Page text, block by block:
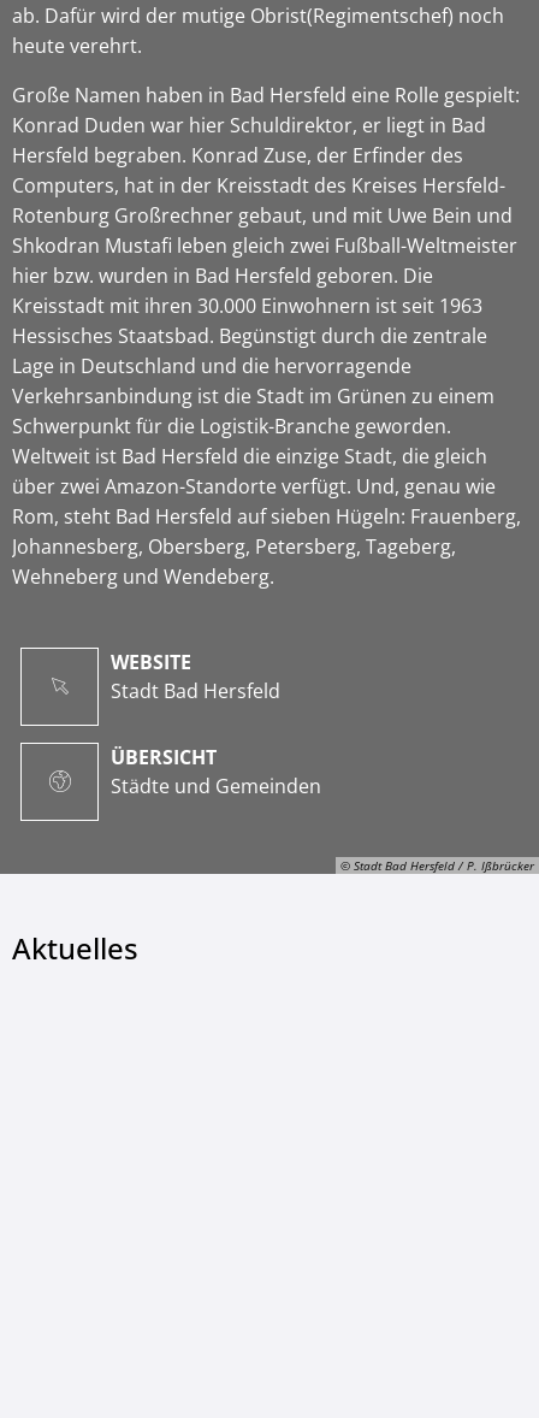
© Stadt Bad Hersfeld / P. Ißbrücker
ab. Dafür wird der mutige Obrist(Regimentschef) noch
heute verehrt.
Große Namen haben in Bad Hersfeld eine Rolle gespielt:
Konrad Duden war hier Schuldirektor, er liegt in Bad
Hersfeld begraben. Konrad Zuse, der Erfinder des
Computers, hat in der Kreisstadt des Kreises Hersfeld-
Rotenburg Großrechner gebaut, und mit Uwe Bein und
Shkodran Mustafi leben gleich zwei Fußball-Weltmeister
hier bzw. wurden in Bad Hersfeld geboren. Die
Kreisstadt mit ihren 30.000 Einwohnern ist seit 1963
Hessisches Staatsbad. Begünstigt durch die zentrale
Lage in Deutschland und die hervorragende
Verkehrsanbindung ist die Stadt im Grünen zu einem
Schwerpunkt für die Logistik-Branche geworden.
Weltweit ist Bad Hersfeld die einzige Stadt, die gleich
über zwei Amazon-Standorte verfügt. Und, genau wie
Rom, steht Bad Hersfeld auf sieben Hügeln: Frauenberg,
Johannesberg, Obersberg, Petersberg, Tageberg,
Wehneberg und Wendeberg.
WEBSITE
Stadt Bad Hersfeld
ÜBERSICHT
Städte und Gemeinden
Aktuelles